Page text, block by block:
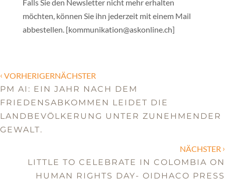
Falls Sie den Newsletter nicht mehr erhalten
möchten, können Sie ihn jederzeit mit einem Mail
abbestellen. [kommunikation@askonline.ch]
‹ VORHERIGERNÄCHSTER
PM AI: EIN JAHR NACH DEM
FRIEDENSABKOMMEN LEIDET DIE
LANDBEVÖLKERUNG UNTER ZUNEHMENDER
GEWALT.
NÄCHSTER ›
LITTLE TO CELEBRATE IN COLOMBIA ON
HUMAN RIGHTS DAY- OIDHACO PRESS